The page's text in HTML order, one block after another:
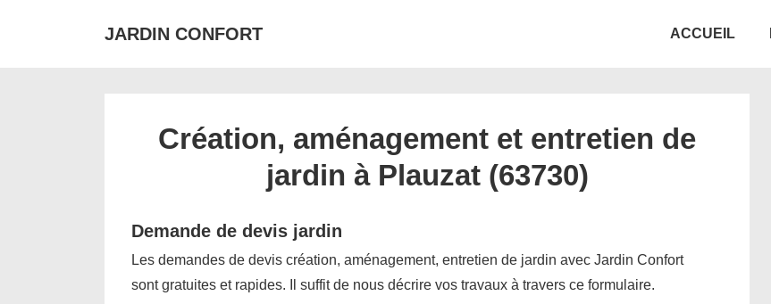
JARDIN CONFORT ACCUEIL
Création, aménagement et entretien de
jardin à Plauzat (63730)
Demande de devis jardin
Les demandes de devis création, aménagement, entretien de jardin avec Jardin Confort
sont gratuites et rapides. Il suffit de nous décrire vos travaux à travers ce formulaire.